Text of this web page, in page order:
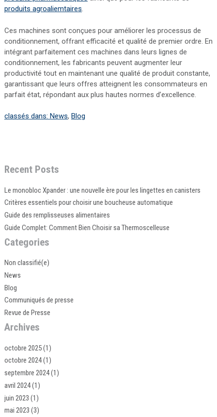
produits agroaliemtaires.
Ces machines sont conçues pour améliorer les processus de
conditionnement, offrant efficacité et qualité de premier ordre. En
intégrant parfaitement ces machines dans leurs lignes de
conditionnement, les fabricants peuvent augmenter leur
productivité tout en maintenant une qualité de produit constante,
garantissant que leurs offres atteignent les consommateurs en
parfait état, répondant aux plus hautes normes d’excellence.
classés dans: News, Blog
Recent Posts
Le monobloc Xpander : une nouvelle ère pour les lingettes en canisters
Critères essentiels pour choisir une boucheuse automatique
Guide des remplisseuses alimentaires
Guide Complet: Comment Bien Choisir sa Thermoscelleuse
Categories
Non classifié(e)
News
Blog
Communiqués de presse
Revue de Presse
Archives
octobre 2025(1)
octobre 2024(1)
septembre 2024(1)
avril 2024(1)
juin 2023 (1)
mai 2023 (3)